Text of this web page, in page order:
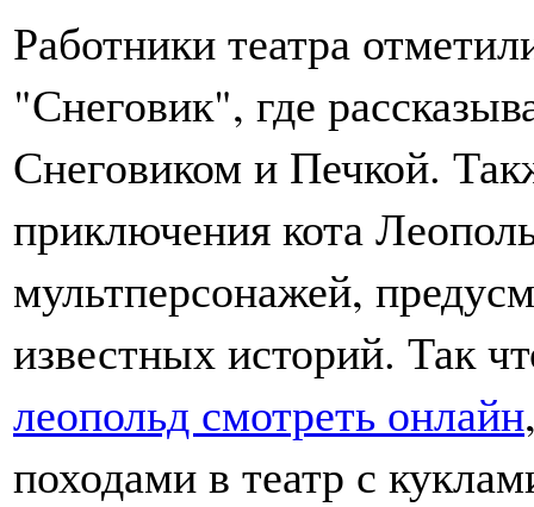
Работники театра
"Снеговик", где
Снеговиком и Печкой.
приключения кота
мультперсонажей,
известных историй. Так
леопольд смотреть онлайн
походами в театр с